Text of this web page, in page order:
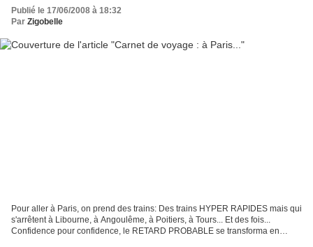
Publié le 17/06/2008 à 18:32
Par Zigobelle
Pour aller à Paris, on prend des trains: Des trains HYPER RAPIDES mais qui
s'arrêtent à Libourne, à Angoulême, à Poitiers, à Tours... Et des fois...
Confidence pour confidence, le RETARD PROBABLE se transforma en